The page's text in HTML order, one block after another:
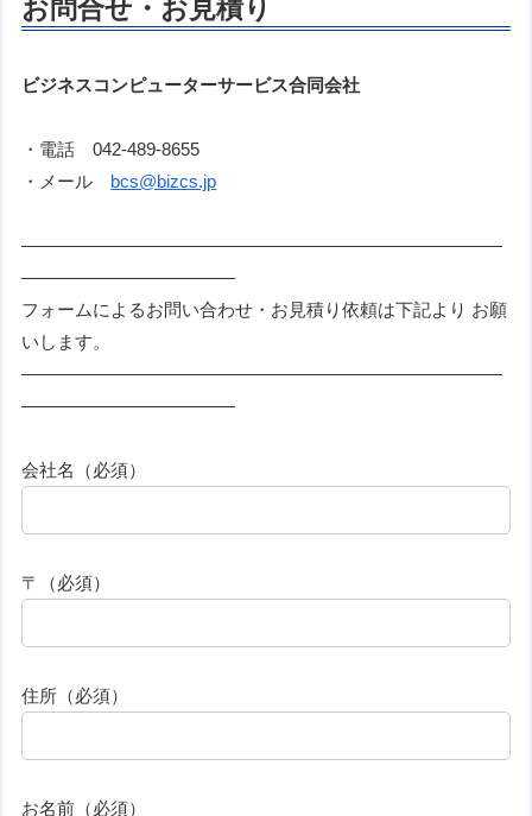
お問合せ・お見積り
ビジネスコンピューターサービス合同会社
・電話 042-489-8655
・メール bcs@bizcs.jp
———————————————————————————
————————————
フォームによるお問い合わせ・お見積り依頼は下記より お願
いします。
———————————————————————————
————————————
会社名（必須）
〒（必須）
住所（必須）
お名前（必須）